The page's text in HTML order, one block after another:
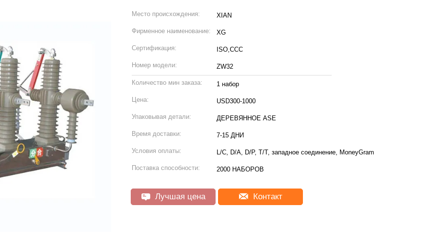
Место происхождения: XIAN
Фирменное наименование: XG
Сертификация: ISO,CCC
Номер модели: ZW32
Количество мин заказа: 1 набор
Цена: USD300-1000
Упаковывая детали: ДЕРЕВЯННОЕ ASE
Время доставки: 7-15 ДНИ
Условия оплаты: L/C, D/A, D/P, T/T, западное соединение, MoneyGram
Поставка способности: 2000 НАБОРОВ
Лучшая цена Контакт